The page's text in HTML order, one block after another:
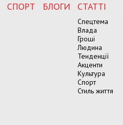
СПОРТ БЛОГИ СТАТТІ
Спецтема
Влада
Гроші
Людина
Тенденції
Акценти
Культура
Спорт
Стиль життя